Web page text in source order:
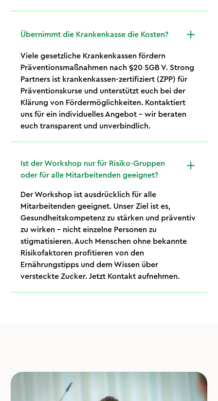
Übernimmt die Krankenkasse die Kosten?
Viele gesetzliche Krankenkassen fördern
Präventionsmaßnahmen nach §20 SGB V. Strong
Partners ist krankenkassen-zertifiziert (ZPP) für
Präventionskurse und unterstützt euch bei der
Klärung von Fördermöglichkeiten. Kontaktiert
uns für ein individuelles Angebot – wir beraten
euch transparent und unverbindlich.
Ist der Workshop nur für Risiko-Gruppen
oder für alle Mitarbeitenden geeignet?
Der Workshop ist ausdrücklich für alle
Mitarbeitenden geeignet. Unser Ziel ist es,
Gesundheitskompetenz zu stärken und präventiv
zu wirken – nicht einzelne Personen zu
stigmatisieren. Auch Menschen ohne bekannte
Risikofaktoren profitieren von den
Ernährungstipps und dem Wissen über
versteckte Zucker. Jetzt Kontakt aufnehmen.